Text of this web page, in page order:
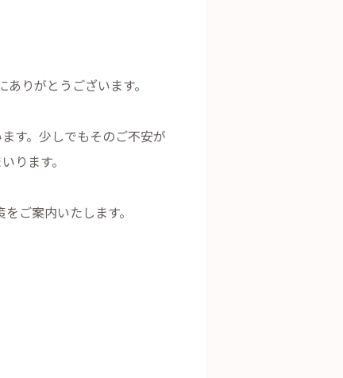
りがとうございます。
す。少しでもそのご不安が
ります。
ご案内いたします。